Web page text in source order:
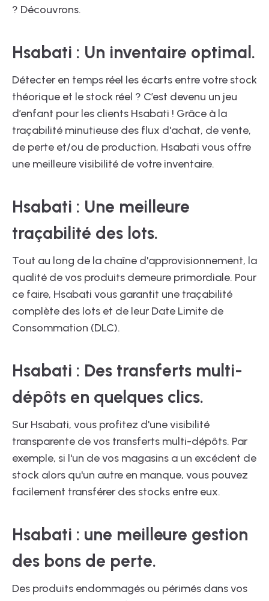
? Découvrons.
Hsabati : Un inventaire optimal.
Détecter en temps réel les écarts entre votre stock
théorique et le stock réel ? C’est devenu un jeu
d’enfant pour les clients Hsabati ! Grâce à la
traçabilité minutieuse des flux d'achat, de vente,
de perte et/ou de production, Hsabati vous offre
une meilleure visibilité de votre inventaire.
Hsabati : Une meilleure
traçabilité des lots.
Tout au long de la chaîne d'approvisionnement, la
qualité de vos produits demeure primordiale. Pour
ce faire, Hsabati vous garantit une traçabilité
complète des lots et de leur Date Limite de
Consommation (DLC).
Hsabati : Des transferts multi-
dépôts en quelques clics.
Sur Hsabati, vous profitez d'une visibilité
transparente de vos transferts multi-dépôts. Par
exemple, si l'un de vos magasins a un excédent de
stock alors qu'un autre en manque, vous pouvez
facilement transférer des stocks entre eux.
Hsabati : une meilleure gestion
des bons de perte.
Des produits endommagés ou périmés dans vos